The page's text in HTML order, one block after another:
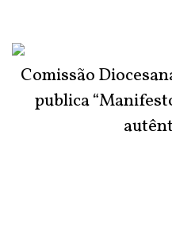
Comissão
publica